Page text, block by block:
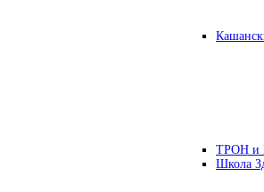
ТРОН и
Школа